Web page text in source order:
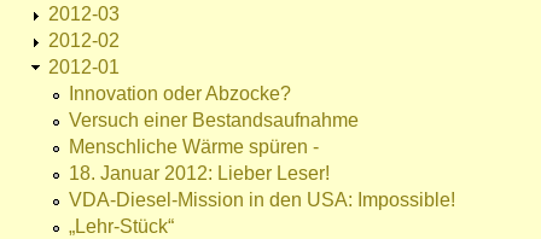
2012-03
2012-02
2012-01
Innovation oder Abzocke?
Versuch einer Bestandsaufnahme
Menschliche Wärme spüren -
18. Januar 2012: Lieber Leser!
VDA-Diesel-Mission in den USA: Impossible!
„Lehr-Stück“